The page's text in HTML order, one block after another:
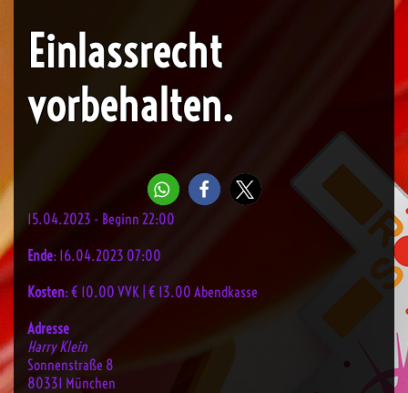
Einlassrecht
vorbehalten.
15.04.2023 - Beginn 22:00
Ende: 16.04.2023 07:00
Kosten: € 10.00 VVK | € 13.00 Abendkasse
Adresse
Harry Klein
Sonnenstraße 8
80331 München